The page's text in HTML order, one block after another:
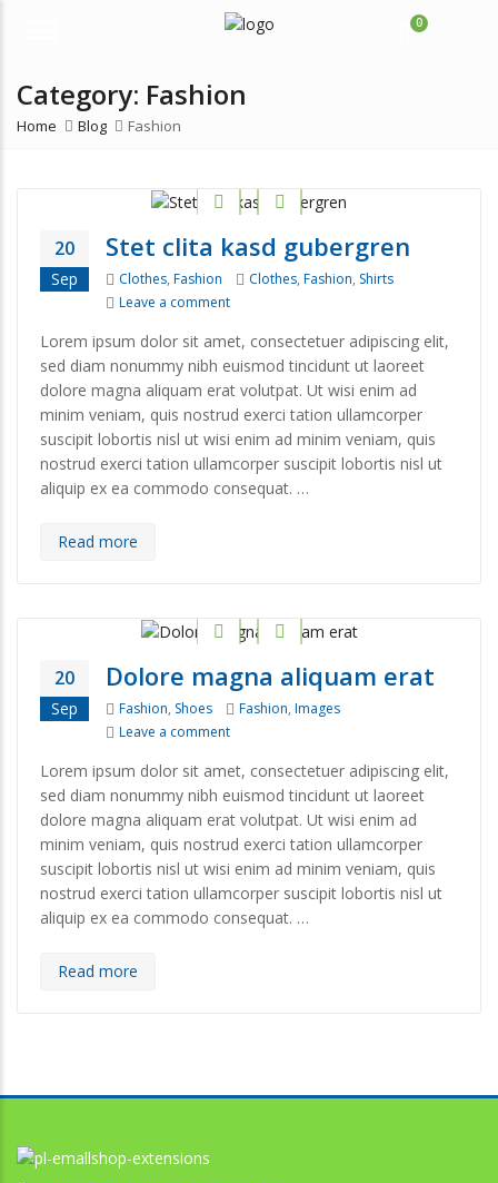
0
Category: Fashion
Home Blog Fashion
20
Sep
Stet clita kasd gubergren
Categories
Clothes, Fashion Tags
Clothes, Fashion, Shirts
Leave a commenton Stet clita kasd gubergren
Lorem ipsum dolor sit amet, consectetuer adipiscing elit,
sed diam nonummy nibh euismod tincidunt ut laoreet
dolore magna aliquam erat volutpat. Ut wisi enim ad
minim veniam, quis nostrud exerci tation ullamcorper
suscipit lobortis nisl ut wisi enim ad minim veniam, quis
nostrud exerci tation ullamcorper suscipit lobortis nisl ut
aliquip ex ea commodo consequat. …
Read more
20
Sep
Dolore magna aliquam erat
Categories
Fashion, Shoes Tags
Fashion, Images
Leave a commenton Dolore magna aliquam erat
Lorem ipsum dolor sit amet, consectetuer adipiscing elit,
sed diam nonummy nibh euismod tincidunt ut laoreet
dolore magna aliquam erat volutpat. Ut wisi enim ad
minim veniam, quis nostrud exerci tation ullamcorper
suscipit lobortis nisl ut wisi enim ad minim veniam, quis
nostrud exerci tation ullamcorper suscipit lobortis nisl ut
aliquip ex ea commodo consequat. …
Read more